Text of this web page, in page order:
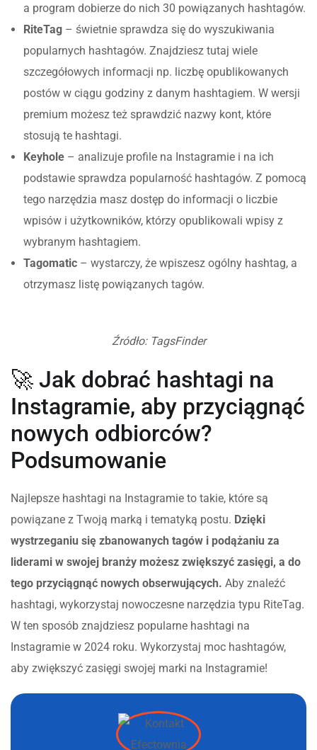
a program dobierze do nich 30 powiązanych hashtagów.
RiteTag – świetnie sprawdza się do wyszukiwania
popularnych hashtagów. Znajdziesz tutaj wiele
szczegółowych informacji np. liczbę opublikowanych
postów w ciągu godziny z danym hashtagiem. W wersji
premium możesz też sprawdzić nazwy kont, które
stosują te hashtagi.
Keyhole – analizuje profile na Instagramie i na ich
podstawie sprawdza popularność hashtagów. Z pomocą
tego narzędzia masz dostęp do informacji o liczbie
wpisów i użytkowników, którzy opublikowali wpisy z
wybranym hashtagiem.
Tagomatic – wystarczy, że wpiszesz ogólny hashtag, a
otrzymasz listę powiązanych tagów.
Źródło: TagsFinder
🚀 Jak dobrać hashtagi na
Instagramie, aby przyciągnąć
nowych odbiorców?
Podsumowanie
Najlepsze hashtagi na Instagramie to takie, które są
powiązane z Twoją marką i tematyką postu. Dzięki
wystrzeganiu się zbanowanych tagów i podążaniu za
liderami w swojej branży możesz zwiększyć zasięgi, a do
tego przyciągnąć nowych obserwujących. Aby znaleźć
hashtagi, wykorzystaj nowoczesne narzędzia typu RiteTag.
W ten sposób znajdziesz popularne hashtagi na
Instagramie w 2024 roku. Wykorzystaj moc hashtagów,
aby zwiększyć zasięgi swojej marki na Instagramie!